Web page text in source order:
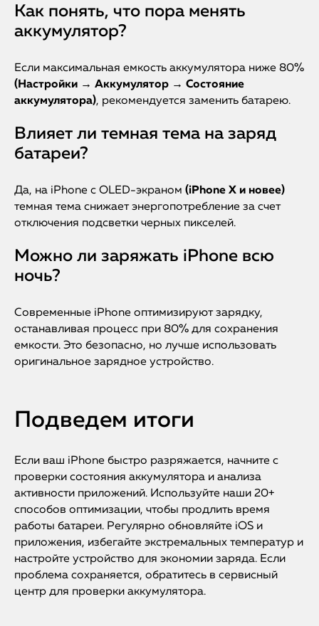
Как понять, что пора менять
аккумулятор?
Если максимальная емкость аккумулятора ниже 80%
(Настройки → Аккумулятор → Состояние
аккумулятора), рекомендуется заменить батарею.
Влияет ли темная тема на заряд
батареи?
Да, на iPhone с OLED-экраном (iPhone X и новее)
темная тема снижает энергопотребление за счет
отключения подсветки черных пикселей.
Можно ли заряжать iPhone всю
ночь?
Современные iPhone оптимизируют зарядку,
останавливая процесс при 80% для сохранения
емкости. Это безопасно, но лучше использовать
оригинальное зарядное устройство.
Подведем итоги
Если ваш iPhone быстро разряжается, начните с
проверки состояния аккумулятора и анализа
активности приложений. Используйте наши 20+
способов оптимизации, чтобы продлить время
работы батареи. Регулярно обновляйте iOS и
приложения, избегайте экстремальных температур и
настройте устройство для экономии заряда. Если
проблема сохраняется, обратитесь в сервисный
центр для проверки аккумулятора.